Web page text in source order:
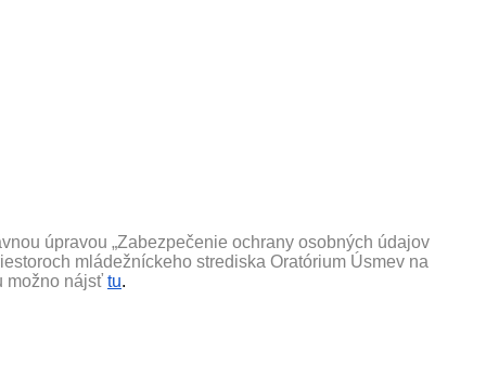
úpravou „Zabezpečenie ochrany osobných údajov
mládežníckeho strediska Oratórium Úsmev na
možno nájsť tu.